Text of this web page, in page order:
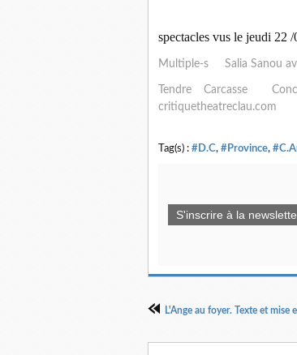
spectacles vus le jeudi 22
Multiple-s Salia Sanou
Tendre Carcasse
critiquetheatreclau.com
Tag(s) : #D.C, #Province,
S'inscrire à la